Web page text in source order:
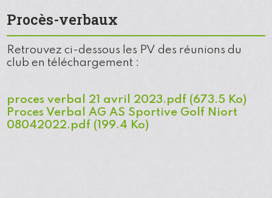
Procès-verbaux
Retrouvez ci-dessous les PV des réunions du
club en téléchargement :
proces verbal 21 avril 2023.pdf (673.5 Ko)
Proces Verbal AG AS Sportive Golf Niort
08042022.pdf (199.4 Ko)